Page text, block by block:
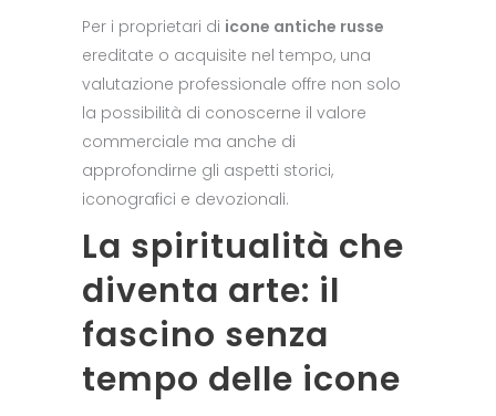
Per i proprietari di icone antiche russe
ereditate o acquisite nel tempo, una
valutazione professionale offre non solo
la possibilità di conoscerne il valore
commerciale ma anche di
approfondirne gli aspetti storici,
iconografici e devozionali.
La spiritualità che
diventa arte: il
fascino senza
tempo delle icone